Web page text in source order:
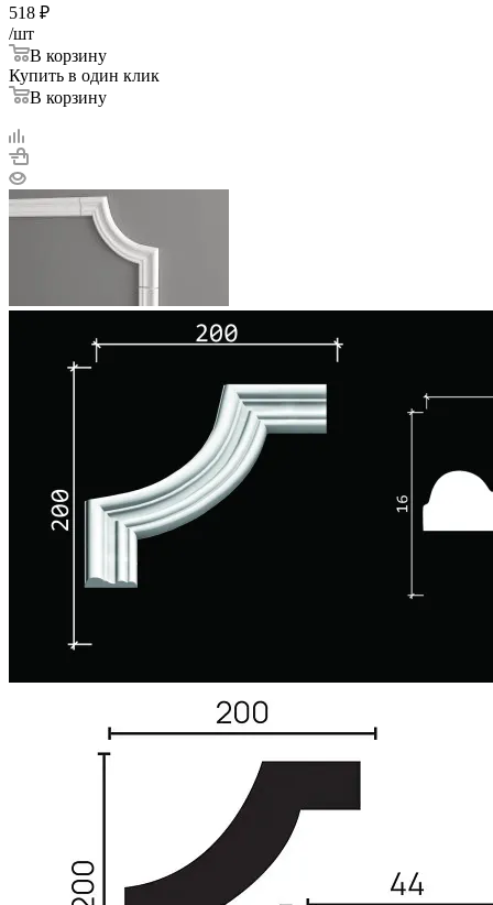
518 ₽
/шт
В корзину
Купить в один клик
В корзину